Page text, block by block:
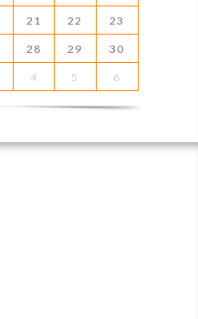
21 22 23
28 29 30
4 5 6